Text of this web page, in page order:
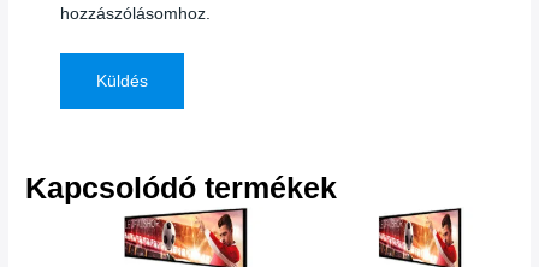
hozzászólásomhoz.
Kapcsolódó termékek